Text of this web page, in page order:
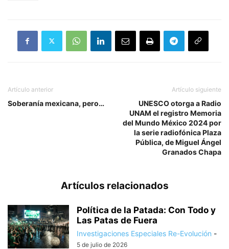
Artículo anterior
Soberanía mexicana, pero…
Artículo siguiente
UNESCO otorga a Radio
UNAM el registro Memoria
del Mundo México 2024 por
la serie radiofónica Plaza
Pública, de Miguel Ángel
Granados Chapa
Artículos relacionados
Política de la Patada: Con Todo y
Las Patas de Fuera
Investigaciones Especiales Re-Evolución -
5 de julio de 2026